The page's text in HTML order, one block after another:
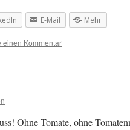
E-Mail Mehr
einen Kommentar
Ohne Tomate, ohne